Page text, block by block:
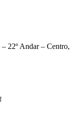
22º Andar – Centro,